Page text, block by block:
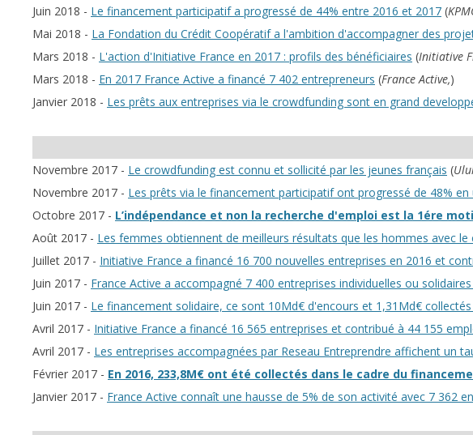
Juin 2018 - Le financement participatif a progressé de 44% entre 2016 et 2017 (
Mai 2018 - La Fondation du Crédit Coopératif a l'ambition d'accompagner des
Mars 2018 - L'action d'Initiative France en 2017 : profils des bénéficiaires (Initiative
Mars 2018 - En 2017 France Active a financé 7 402 entrepreneurs (France Active,)
Janvier 2018 - Les prêts aux entreprises via le crowdfunding sont en grand
Novembre 2017 - Le crowdfunding est connu et sollicité par les jeunes français (
Novembre 2017 - Les prêts via le financement participatif ont progressé de 48% en
Octobre 2017 - L’indépendance et non la recherche d'emploi est la 1ére
Août 2017 - Les femmes obtiennent de meilleurs résultats que les hommes avec le
Juillet 2017 - Initiative France a financé 16 700 nouvelles entreprises en 2016 et
Juin 2017 - France Active a accompagné 7 400 entreprises individuelles ou
Juin 2017 - Le financement solidaire, ce sont 10Md€ d'encours et 1,31Md€
Avril 2017 - Initiative France a financé 16 565 entreprises et contribué à 44 155
Avril 2017 - Les entreprises accompagnées par Reseau Entreprendre affichent un
Février 2017 - En 2016, 233,8M€ ont été collectés dans le cadre du
Janvier 2017 - France Active connaît une hausse de 5% de son activité avec 7 362